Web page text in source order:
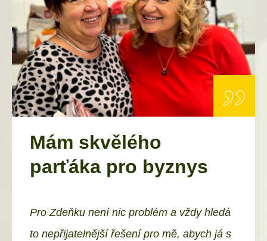
„
Mám skvělého
parťáka pro byznys
Pro Zdeňku není nic problém a vždy hledá
to nepřijatelnější řešení pro mě, abych já s